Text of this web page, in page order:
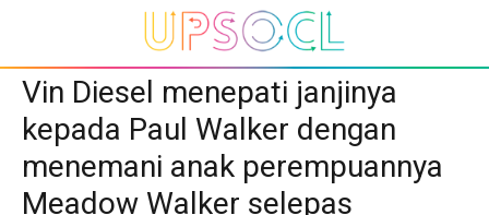
Vin Diesel menepati janjinya
kepada Paul Walker dengan
menemani anak perempuannya
Meadow Walker selepas